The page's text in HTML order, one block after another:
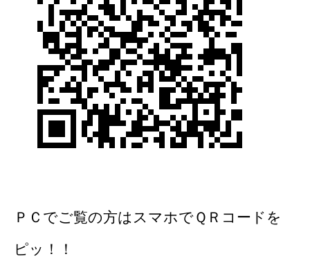
ＰＣでご覧の方はスマホでＱＲコードを
ピッ！！